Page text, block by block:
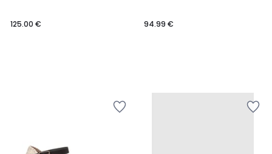
125.00 € 94.99 €